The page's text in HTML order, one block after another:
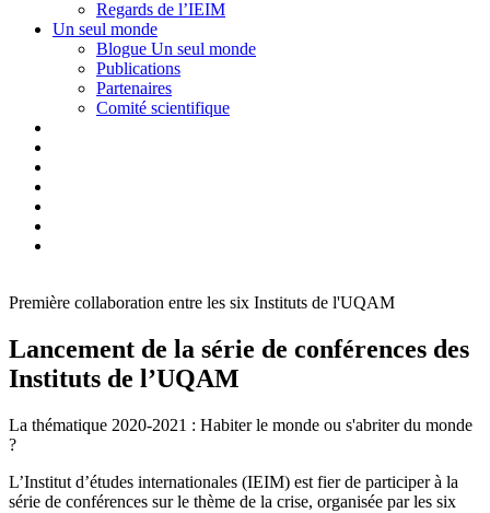
Regards de l’IEIM
Un seul monde
Blogue Un seul monde
Publications
Partenaires
Comité scientifique
Première collaboration entre les six Instituts de l'UQAM
Lancement de la série de conférences des
Instituts de l’UQAM
La thématique 2020-2021 : Habiter le monde ou s'abriter du monde
?
L’Institut d’études internationales (IEIM) est fier de participer à la
série de conférences sur le thème de la crise, organisée par les six